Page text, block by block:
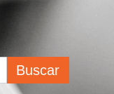
Buscar